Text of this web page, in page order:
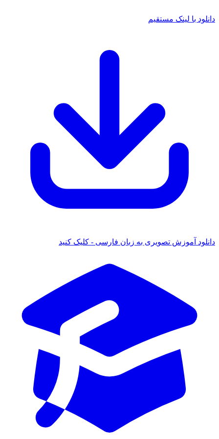
با لینک مستقیم
آموزش تصویری به زبان فارسی - کلیک کنید